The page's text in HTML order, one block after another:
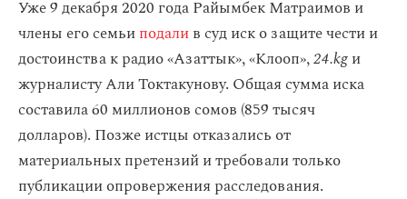
Уже 9 декабря 2020 года Райымбек Матраимов и
члены его семьиподалив суд иск о защите чести и
достоинства к радио «Азаттык», «Клооп»,24.kgи
журналисту Али Токтакунову. Общая сумма иска
составила 60 миллионов сомов (859 тысяч
долларов). Позже истцы отказались от
материальных претензий и требовали только
публикации опровержения расследования.